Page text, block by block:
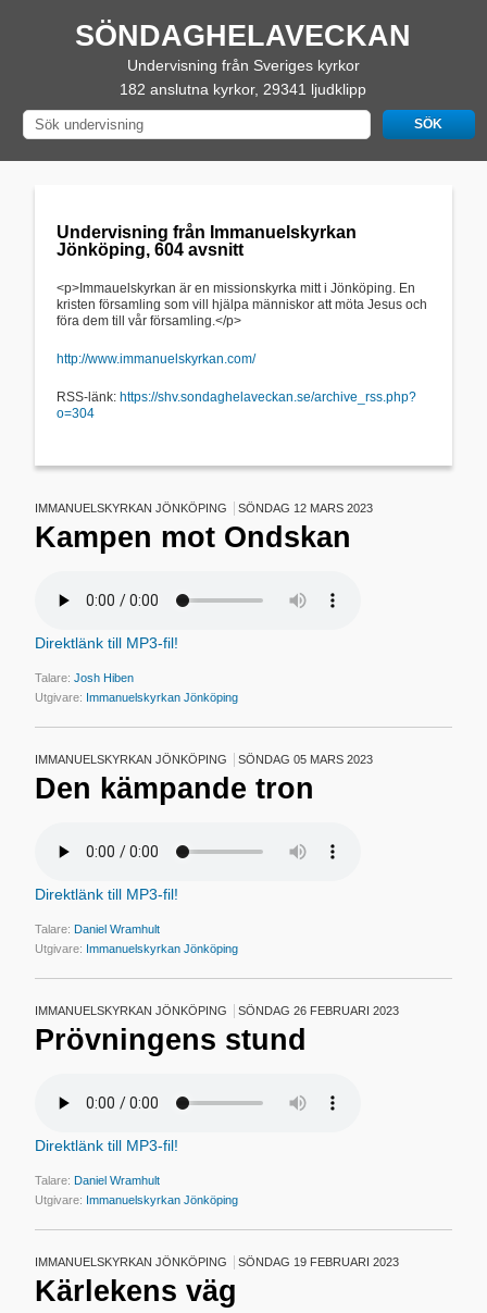
SÖNDAGHELAVECKAN
Undervisning från Sveriges kyrkor
182 anslutna kyrkor, 29341 ljudklipp
Undervisning från Immanuelskyrkan
Jönköping, 604 avsnitt
<p>Immauelskyrkan är en missionskyrka mitt i Jönköping. En
kristen församling som vill hjälpa människor att möta Jesus och
föra dem till vår församling.</p>
http://www.immanuelskyrkan.com/
RSS-länk: https://shv.sondaghelaveckan.se/archive_rss.php?
o=304
IMMANUELSKYRKAN JÖNKÖPING SÖNDAG 12 MARS 2023
Kampen mot Ondskan
Direktlänk till MP3-fil!
Talare:Josh Hiben
Utgivare: Immanuelskyrkan Jönköping
IMMANUELSKYRKAN JÖNKÖPING SÖNDAG 05 MARS 2023
Den kämpande tron
Direktlänk till MP3-fil!
Talare:Daniel Wramhult
Utgivare: Immanuelskyrkan Jönköping
IMMANUELSKYRKAN JÖNKÖPING SÖNDAG 26 FEBRUARI 2023
Prövningens stund
Direktlänk till MP3-fil!
Talare:Daniel Wramhult
Utgivare: Immanuelskyrkan Jönköping
IMMANUELSKYRKAN JÖNKÖPING SÖNDAG 19 FEBRUARI 2023
Kärlekens väg